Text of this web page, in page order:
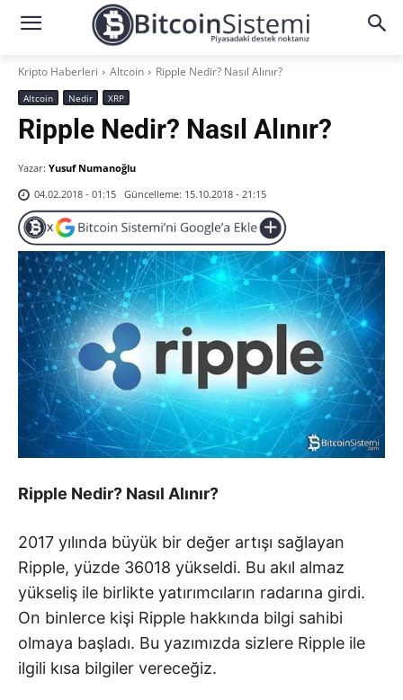
Kripto Haberleri Altcoin Ripple Nedir? Nasıl Alınır?
Altcoin Nedir XRP
Ripple Nedir? Nasıl Alınır?
Yazar: Yusuf Numanoğlu
04.02.2018 - 01:15 Güncelleme: 15.10.2018 - 21:15
Ripple Nedir? Nasıl Alınır?
2017 yılında büyük bir değer artışı sağlayan
Ripple, yüzde 36018 yükseldi. Bu akıl almaz
yükseliş ile birlikte yatırımcıların radarına girdi.
On binlerce kişi Ripple hakkında bilgi sahibi
olmaya başladı. Bu yazımızda sizlere Ripple ile
ilgili kısa bilgiler vereceğiz.